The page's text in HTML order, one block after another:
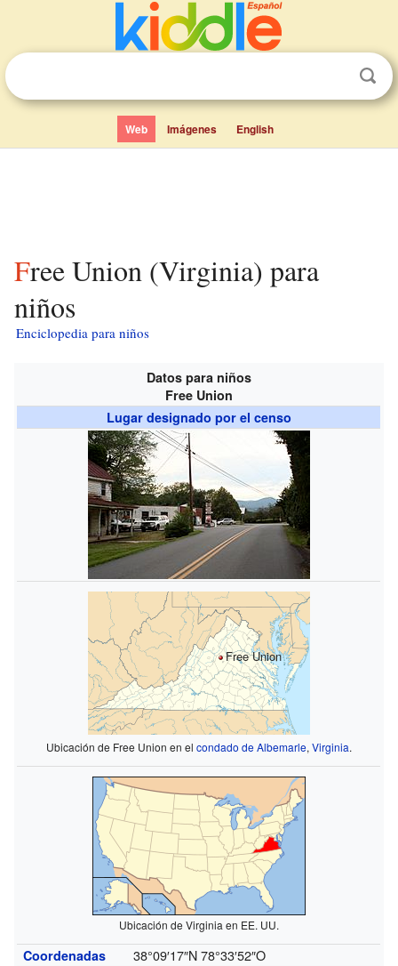
Web Imágenes English
Free Union (Virginia) para
niños
Enciclopedia para niños
Datos para niños
Free Union
Lugar designado por el censo
Free Union
Ubicación de Free Union en el condado de Albemarle, Virginia.
Ubicación de Virginia en EE. UU.
Coordenadas 38°09′17″N 78°33′52″O